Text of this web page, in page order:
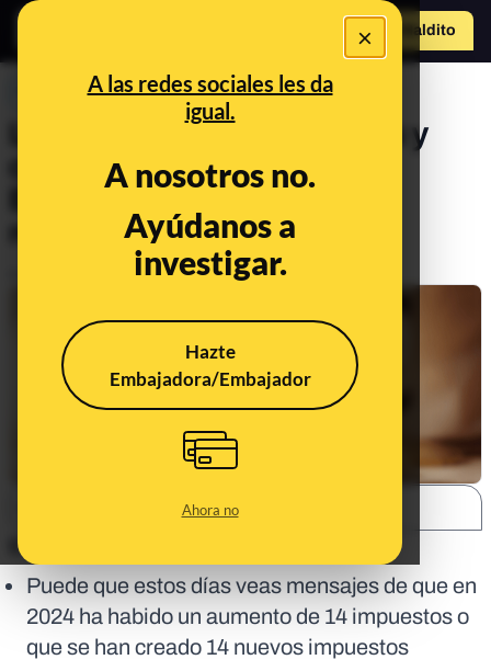
×
A las redes sociales les da
igual.
A nosotros no.
Ayúdanos a
investigar.
Hazte
Embajadora/Embajador
Ahora no
Hazte Maldito
PREBUNKING
Los cambios en impuestos y
cotizaciones de 2024 en
España: preguntas y
respuestas
Jan 4, 2024, 5:03:12 PM
En corto:
Puede que estos días veas mensajes de que en
2024 ha habido un aumento de 14 impuestos o
que se han creado 14 nuevos impuestos